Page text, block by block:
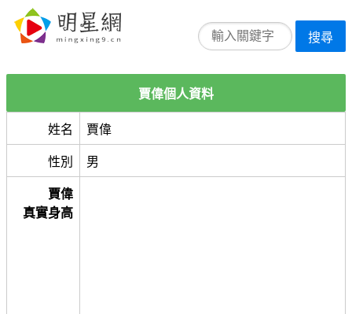
搜尋
賈偉個人資料
姓名 賈偉
性別 男
賈偉
真實身高